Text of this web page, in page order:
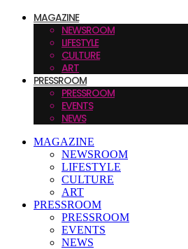
MAGAZINE
NEWSROOM
LIFESTYLE
CULTURE
ART
PRESSROOM
PRESSROOM
EVENTS
NEWS
MAGAZINE
NEWSROOM
LIFESTYLE
CULTURE
ART
PRESSROOM
PRESSROOM
EVENTS
NEWS